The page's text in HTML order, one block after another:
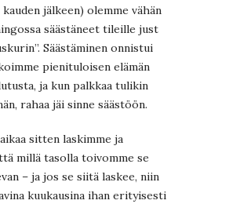
jälkeen) olemme vähän
säästäneet tileille just
Säästäminen onnistui
pienituloisen elämän
ja kun palkkaa tulikin
rahaa jäi sinne säästöön.
sitten laskimme ja
millä tasolla toivomme se
– ja jos se siitä laskee, niin
kuukausina ihan erityisesti